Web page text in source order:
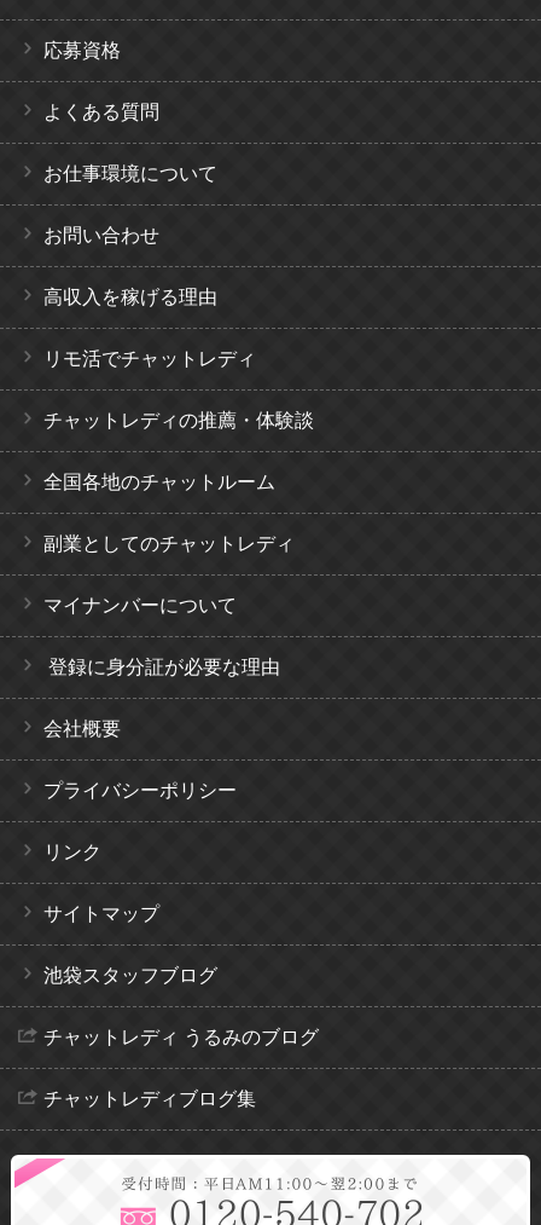
応募資格
よくある質問
お仕事環境について
お問い合わせ
高収入を稼げる理由
リモ活でチャットレディ
チャットレディの推薦・体験談
全国各地のチャットルーム
副業としてのチャットレディ
マイナンバーについて
登録に身分証が必要な理由
会社概要
プライバシーポリシー
リンク
サイトマップ
池袋スタッフブログ
チャットレディ うるみのブログ
チャットレディブログ集